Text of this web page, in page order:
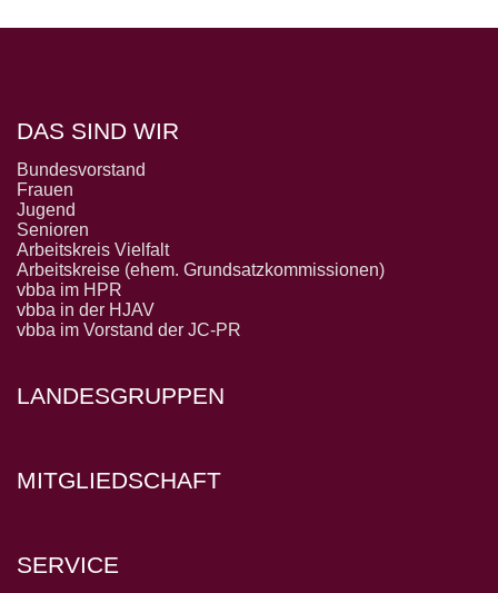
DAS SIND WIR
Bundesvorstand
Frauen
Jugend
Senioren
Arbeitskreis Vielfalt
Arbeitskreise (ehem. Grundsatzkommissionen)
vbba im HPR
vbba in der HJAV
vbba im Vorstand der JC-PR
LANDESGRUPPEN
MITGLIEDSCHAFT
SERVICE